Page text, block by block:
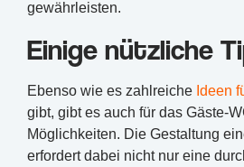
gewährleisten.
Einige nützliche
Ebenso wie es zahlreiche Ideen
gibt, gibt es auch für das Gäste-
Möglichkeiten. Die Gestaltung
erfordert dabei nicht nur eine